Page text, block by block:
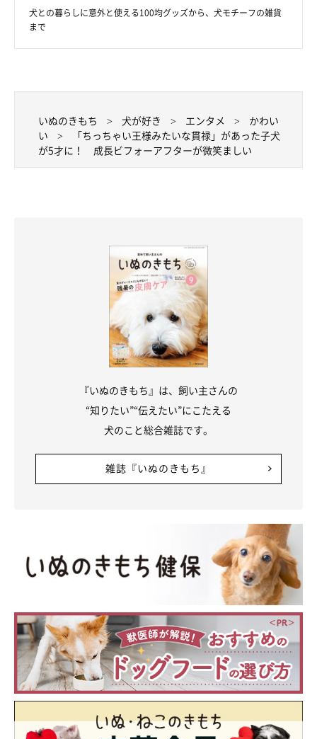
犬との暮らしに意外と使える100均グッズから、犬モチーフの雑貨
まで
いぬのきもち 犬が好き エンタメ
かわい
い
「ちっちゃい王様みたいな貫禄」があった子犬
が5才に！ 成長ビフォーアフターが微笑ましい
『いぬのきもち』は、飼い主さんの
“知りたい”“伝えたい”にこたえる
犬のこと総合雑誌です。
雑誌『いぬのきもち』